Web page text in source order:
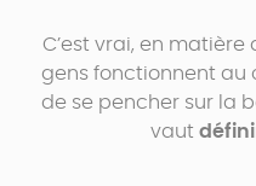
C’est vrai, en
gens fonctionnent au
de se pencher sur la
vaut